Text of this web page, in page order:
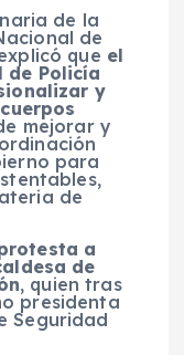
de la
de
que el
de Policía
y
mejorar y
para
de
a
de
, quien tras
presidenta
Seguridad